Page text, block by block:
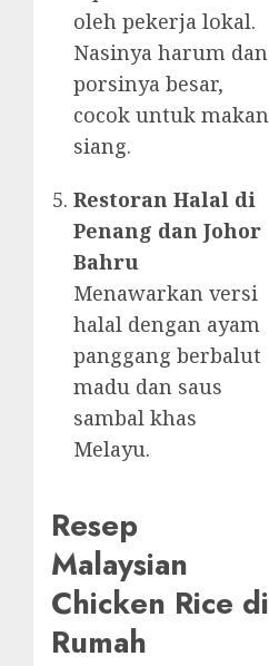
oleh pekerja lokal.
Nasinya harum dan
porsinya besar,
cocok untuk makan
siang.
Restoran Halal di
Penang dan Johor
Bahru
Menawarkan versi
halal dengan ayam
panggang berbalut
madu dan saus
sambal khas
Melayu.
Resep
Malaysian
Chicken Rice di
Rumah